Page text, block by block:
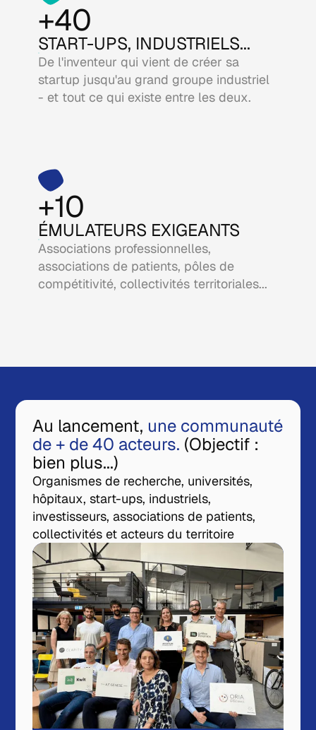
+40
START-UPS, INDUSTRIELS...
De l'inventeur qui vient de créer sa
startup jusqu'au grand groupe industriel
- et tout ce qui existe entre les deux.
+10
ÉMULATEURS EXIGEANTS
Associations professionnelles,
associations de patients, pôles de
compétitivité, collectivités territoriales...
Au lancement, une communauté
de + de 40 acteurs. (Objectif :
bien plus...)
Organismes de recherche, universités,
hôpitaux, start-ups, industriels,
investisseurs, associations de patients,
collectivités et acteurs du territoire